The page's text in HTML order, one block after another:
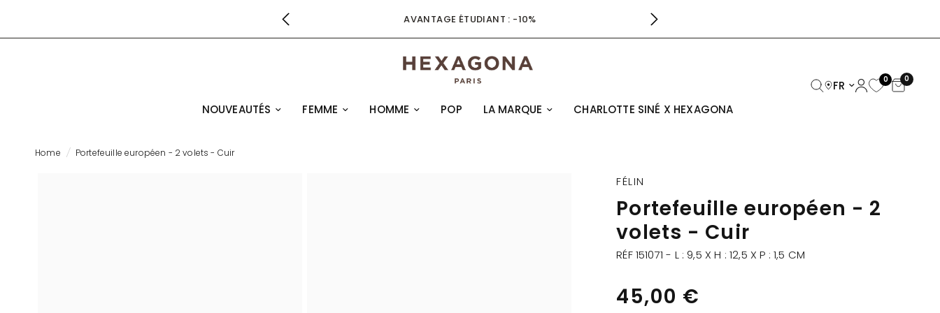
AVANTAGE ÉTUDIANT : -10%
NOUVEAUTÉS FEMME HOMME POP LA MARQUE CHARLOTTE SINÉ X HEXAGONA
Mettre à jour le pays/
0 0
Home / Portefeuille européen - 2 volets - Cuir
FÉLIN
Portefeuille européen - 2
volets - Cuir
RÉF 151071 - L : 9,5 X H : 12,5 X P : 1,5 CM
45,00 €